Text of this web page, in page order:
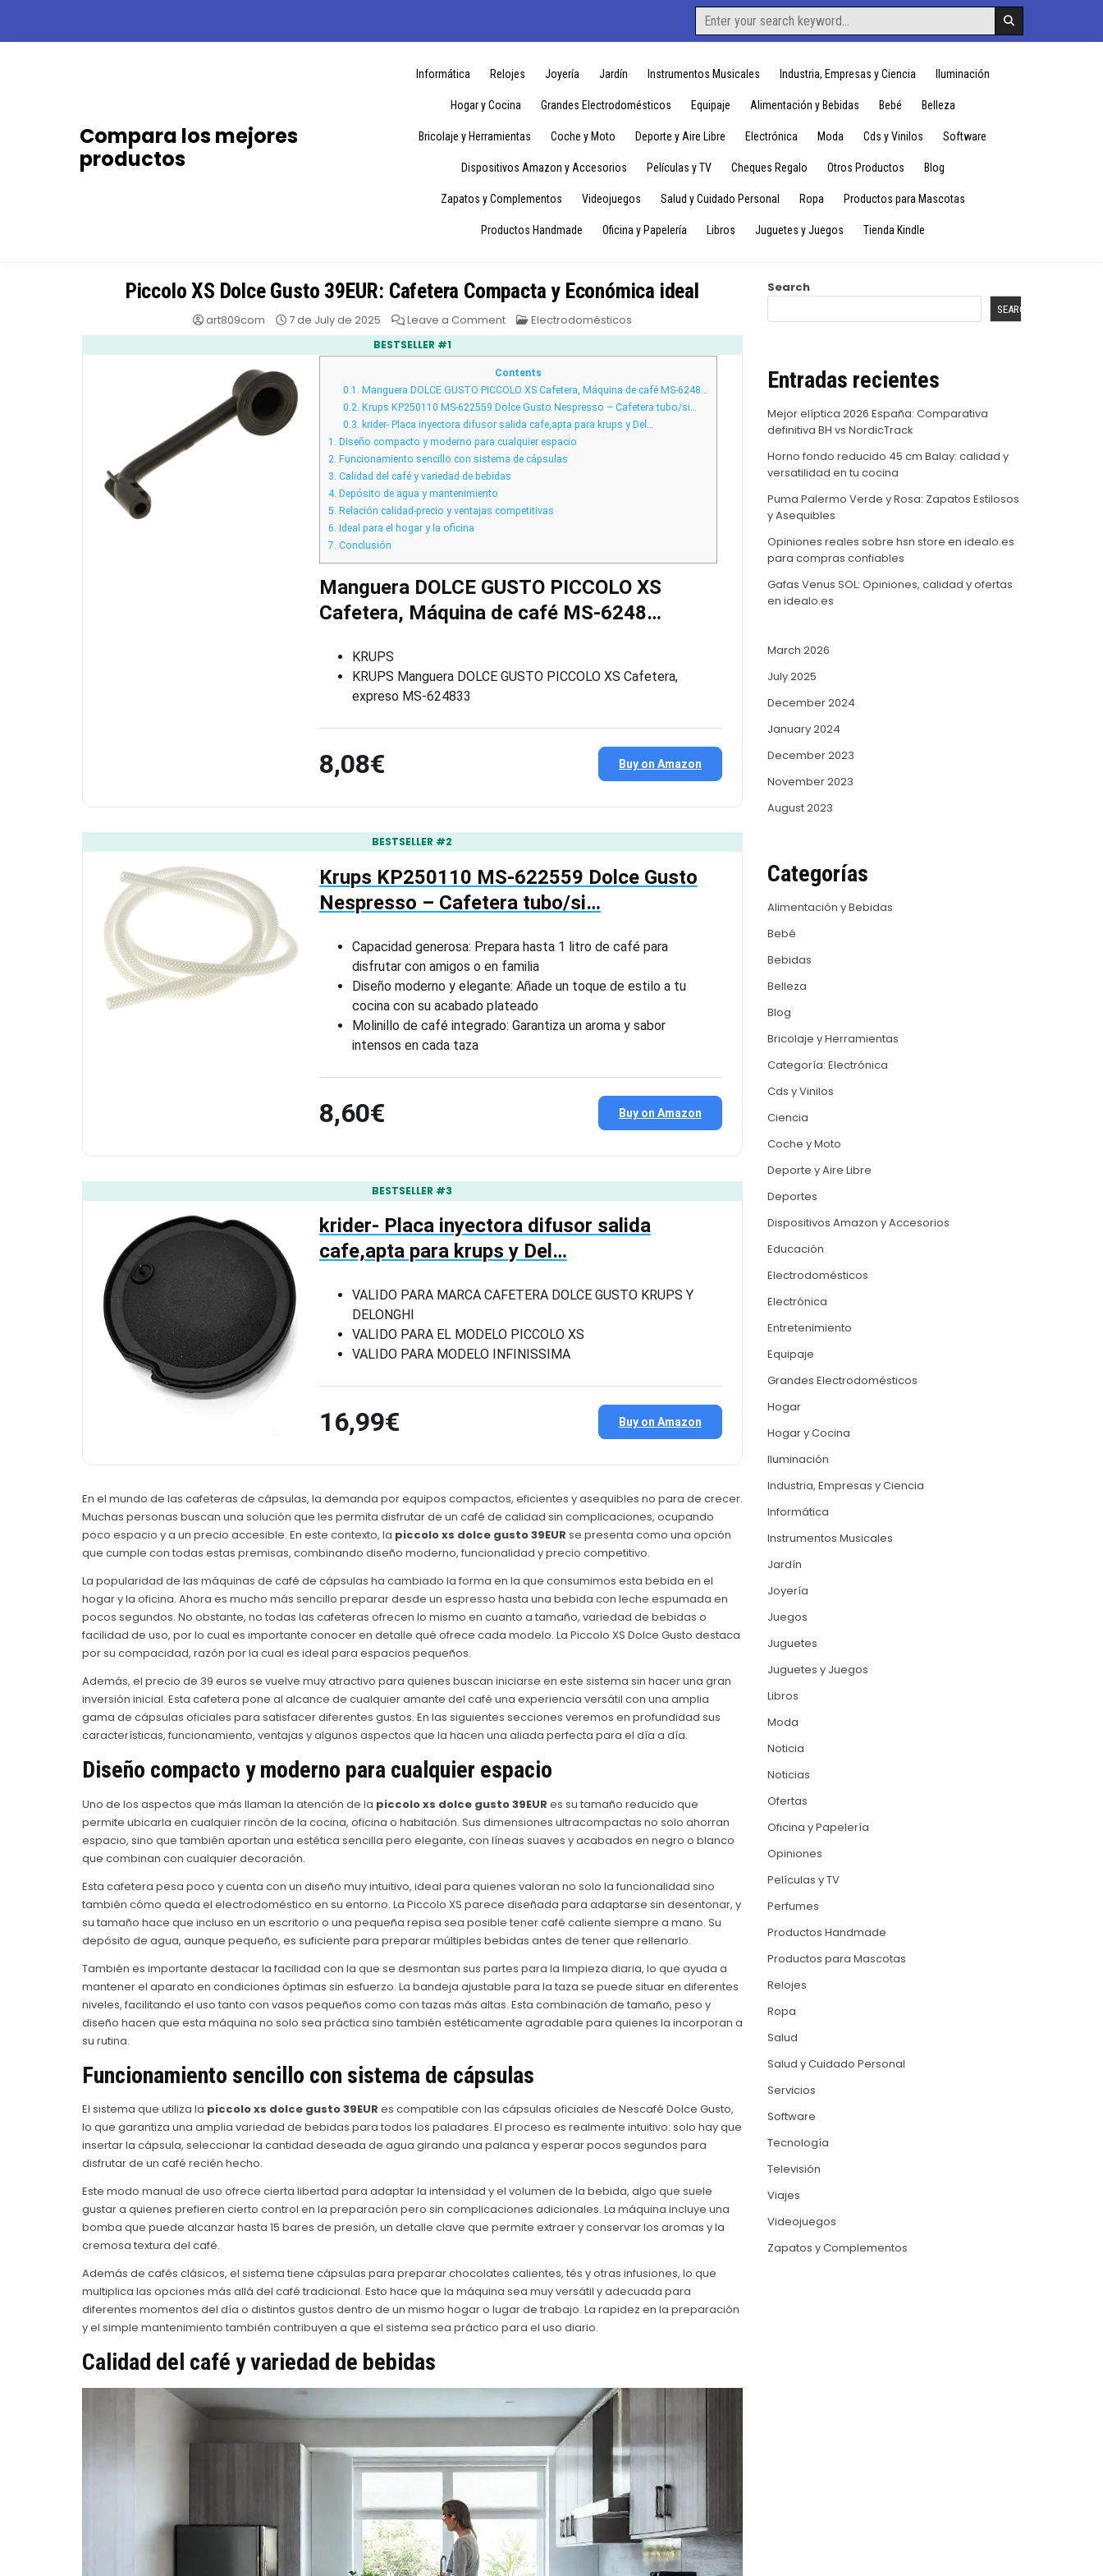
content
Search
for:
Compara los mejores
productos
Informática Relojes Joyería Jardín Instrumentos Musicales Industria, Empresas y Ciencia Iluminación
Hogar y Cocina Grandes Electrodomésticos Equipaje Alimentación y Bebidas Bebé Belleza
Bricolaje y Herramientas Coche y Moto Deporte y Aire Libre Electrónica Moda Cds y Vinilos Software
Dispositivos Amazon y Accesorios Películas y TV Cheques Regalo Otros Productos Blog
Zapatos y Complementos Videojuegos Salud y Cuidado Personal Ropa Productos para Mascotas
Productos Handmade Oficina y Papelería Libros Juguetes y Juegos Tienda Kindle
Piccolo XS Dolce Gusto 39EUR: Cafetera Compacta y Económica ideal
art809com 7 de July de 2025 Leave a Commenton
Piccolo
XS
Dolce
Gusto
39EUR:
Cafetera
Compacta
y
Económica
ideal
Posted
Electrodomésticos
BESTSELLER #1
Contents
0.1. Manguera DOLCE GUSTO PICCOLO XS Cafetera, Máquina de café MS-6248…
0.2. Krups KP250110 MS-622559 Dolce Gusto Nespresso – Cafetera tubo/si…
0.3. krider- Placa inyectora difusor salida cafe,apta para krups y Del…
1. Diseño compacto y moderno para cualquier espacio
2. Funcionamiento sencillo con sistema de cápsulas
3. Calidad del café y variedad de bebidas
4. Depósito de agua y mantenimiento
5. Relación calidad-precio y ventajas competitivas
6. Ideal para el hogar y la oficina
7. Conclusión
Manguera DOLCE GUSTO PICCOLO XS
Cafetera, Máquina de café MS-6248…
KRUPS
KRUPS Manguera DOLCE GUSTO PICCOLO XS Cafetera,
expreso MS-624833
8,08€ Buy on Amazon
BESTSELLER #2
Krups KP250110 MS-622559 Dolce Gusto
Nespresso – Cafetera tubo/si…
Capacidad generosa: Prepara hasta 1 litro de café para
disfrutar con amigos o en familia
Diseño moderno y elegante: Añade un toque de estilo a tu
cocina con su acabado plateado
Molinillo de café integrado: Garantiza un aroma y sabor
intensos en cada taza
8,60€ Buy on Amazon
BESTSELLER #3
krider- Placa inyectora difusor salida
cafe,apta para krups y Del…
VALIDO PARA MARCA CAFETERA DOLCE GUSTO KRUPS Y
DELONGHI
VALIDO PARA EL MODELO PICCOLO XS
VALIDO PARA MODELO INFINISSIMA
16,99€ Buy on Amazon
En el mundo de las cafeteras de cápsulas, la demanda por equipos compactos, eficientes y asequibles no para de crecer.
Muchas personas buscan una solución que les permita disfrutar de un café de calidad sin complicaciones, ocupando
poco espacio y a un precio accesible. En este contexto, la piccolo xs dolce gusto 39EUR se presenta como una opción
que cumple con todas estas premisas, combinando diseño moderno, funcionalidad y precio competitivo.
La popularidad de las máquinas de café de cápsulas ha cambiado la forma en la que consumimos esta bebida en el
hogar y la oficina. Ahora es mucho más sencillo preparar desde un espresso hasta una bebida con leche espumada en
pocos segundos. No obstante, no todas las cafeteras ofrecen lo mismo en cuanto a tamaño, variedad de bebidas o
facilidad de uso, por lo cual es importante conocer en detalle qué ofrece cada modelo. La Piccolo XS Dolce Gusto destaca
por su compacidad, razón por la cual es ideal para espacios pequeños.
Además, el precio de 39 euros se vuelve muy atractivo para quienes buscan iniciarse en este sistema sin hacer una gran
inversión inicial. Esta cafetera pone al alcance de cualquier amante del café una experiencia versátil con una amplia
gama de cápsulas oficiales para satisfacer diferentes gustos. En las siguientes secciones veremos en profundidad sus
características, funcionamiento, ventajas y algunos aspectos que la hacen una aliada perfecta para el día a día.
Diseño compacto y moderno para cualquier espacio
Uno de los aspectos que más llaman la atención de la piccolo xs dolce gusto 39EUR es su tamaño reducido que
permite ubicarla en cualquier rincón de la cocina, oficina o habitación. Sus dimensiones ultracompactas no solo ahorran
espacio, sino que también aportan una estética sencilla pero elegante, con líneas suaves y acabados en negro o blanco
que combinan con cualquier decoración.
Esta cafetera pesa poco y cuenta con un diseño muy intuitivo, ideal para quienes valoran no solo la funcionalidad sino
también cómo queda el electrodoméstico en su entorno. La Piccolo XS parece diseñada para adaptarse sin desentonar, y
su tamaño hace que incluso en un escritorio o una pequeña repisa sea posible tener café caliente siempre a mano. Su
depósito de agua, aunque pequeño, es suficiente para preparar múltiples bebidas antes de tener que rellenarlo.
También es importante destacar la facilidad con la que se desmontan sus partes para la limpieza diaria, lo que ayuda a
mantener el aparato en condiciones óptimas sin esfuerzo. La bandeja ajustable para la taza se puede situar en diferentes
niveles, facilitando el uso tanto con vasos pequeños como con tazas más altas. Esta combinación de tamaño, peso y
diseño hacen que esta máquina no solo sea práctica sino también estéticamente agradable para quienes la incorporan a
su rutina.
Funcionamiento sencillo con sistema de cápsulas
El sistema que utiliza la piccolo xs dolce gusto 39EUR es compatible con las cápsulas oficiales de Nescafé Dolce Gusto,
lo que garantiza una amplia variedad de bebidas para todos los paladares. El proceso es realmente intuitivo: solo hay que
insertar la cápsula, seleccionar la cantidad deseada de agua girando una palanca y esperar pocos segundos para
disfrutar de un café recién hecho.
Este modo manual de uso ofrece cierta libertad para adaptar la intensidad y el volumen de la bebida, algo que suele
gustar a quienes prefieren cierto control en la preparación pero sin complicaciones adicionales. La máquina incluye una
bomba que puede alcanzar hasta 15 bares de presión, un detalle clave que permite extraer y conservar los aromas y la
cremosa textura del café.
Además de cafés clásicos, el sistema tiene cápsulas para preparar chocolates calientes, tés y otras infusiones, lo que
multiplica las opciones más allá del café tradicional. Esto hace que la máquina sea muy versátil y adecuada para
diferentes momentos del día o distintos gustos dentro de un mismo hogar o lugar de trabajo. La rapidez en la preparación
y el simple mantenimiento también contribuyen a que el sistema sea práctico para el uso diario.
Calidad del café y variedad de bebidas
Search
SEARCH
Entradas recientes
Mejor elíptica 2026 España: Comparativa
definitiva BH vs NordicTrack
Horno fondo reducido 45 cm Balay: calidad y
versatilidad en tu cocina
Puma Palermo Verde y Rosa: Zapatos Estilosos
y Asequibles
Opiniones reales sobre hsn store en idealo.es
para compras confiables
Gafas Venus SOL: Opiniones, calidad y ofertas
en idealo.es
March 2026
July 2025
December 2024
January 2024
December 2023
November 2023
August 2023
Categorías
Alimentación y Bebidas
Bebé
Bebidas
Belleza
Blog
Bricolaje y Herramientas
Categoría: Electrónica
Cds y Vinilos
Ciencia
Coche y Moto
Deporte y Aire Libre
Deportes
Dispositivos Amazon y Accesorios
Educación
Electrodomésticos
Electrónica
Entretenimiento
Equipaje
Grandes Electrodomésticos
Hogar
Hogar y Cocina
Iluminación
Industria, Empresas y Ciencia
Informática
Instrumentos Musicales
Jardín
Joyería
Juegos
Juguetes
Juguetes y Juegos
Libros
Moda
Noticia
Noticias
Ofertas
Oficina y Papelería
Opiniones
Películas y TV
Perfumes
Productos Handmade
Productos para Mascotas
Relojes
Ropa
Salud
Salud y Cuidado Personal
Servicios
Software
Tecnología
Televisión
Viajes
Videojuegos
Zapatos y Complementos